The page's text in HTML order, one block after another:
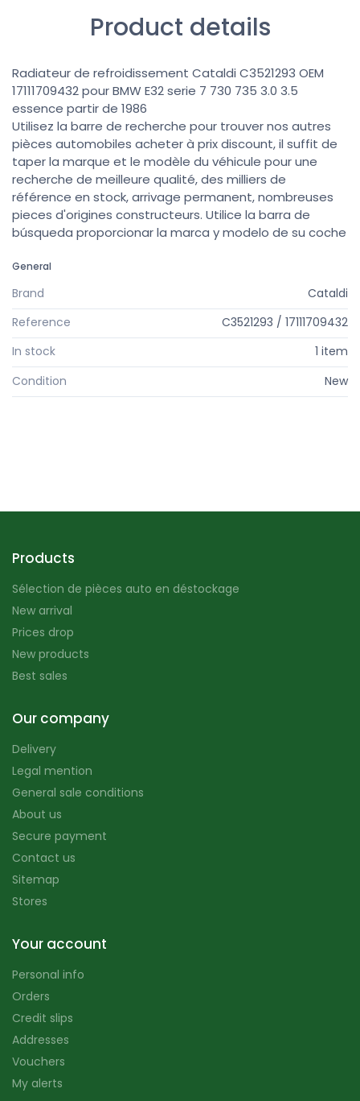
Product details
Radiateur de refroidissement Cataldi C3521293 OEM
17111709432 pour BMW E32 serie 7 730 735 3.0 3.5
essence partir de 1986
Utilisez la barre de recherche pour trouver nos autres
pièces automobiles acheter à prix discount, il suffit de
taper la marque et le modèle du véhicule pour une
recherche de meilleure qualité, des milliers de
référence en stock, arrivage permanent, nombreuses
pieces d'origines constructeurs. Utilice la barra de
búsqueda proporcionar la marca y modelo de su coche
General
Brand
Cataldi
Reference
C3521293 / 17111709432
In stock
1 item
Condition
New
Products
Sélection de pièces auto en déstockage
New arrival
Prices drop
New products
Best sales
Our company
Delivery
Legal mention
General sale conditions
About us
Secure payment
Contact us
Sitemap
Stores
Your account
Personal info
Orders
Credit slips
Addresses
Vouchers
My alerts